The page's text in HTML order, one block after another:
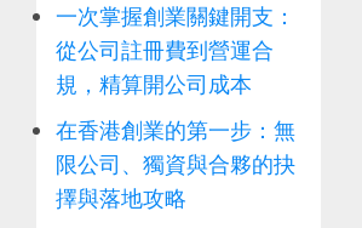
一次掌握創業關鍵開支：
從公司註冊費到營運合
規，精算開公司成本
在香港創業的第一步：無
限公司、獨資與合夥的抉
擇與落地攻略